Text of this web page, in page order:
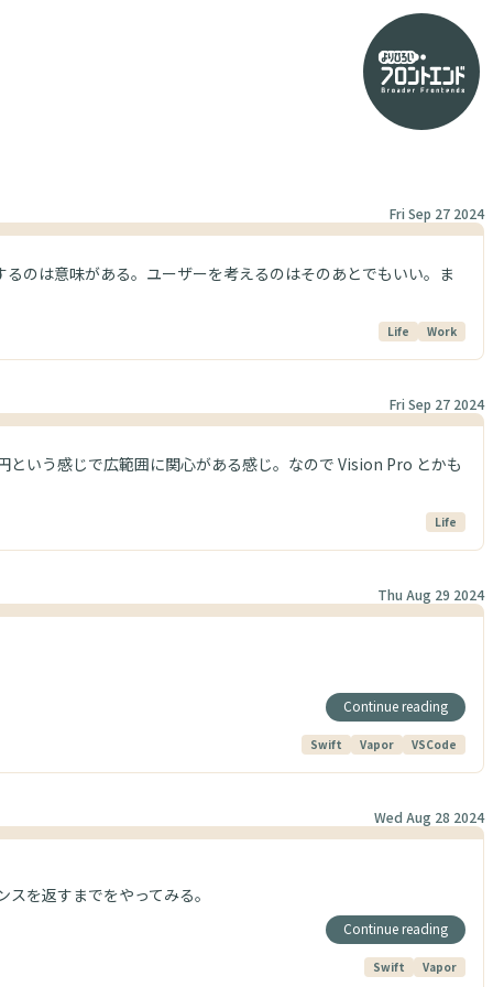
Fri Sep 27 2024
のは意味がある。ユーザーを考えるのはそのあとでもいい。ま
Life Work
Fri Sep 27 2024
いう感じで広範囲に関心がある感じ。なので Vision Pro とかも
Life
Thu Aug 29 2024
Continue reading
Swift Vapor VSCode
Wed Aug 28 2024
を返すまでをやってみる。
Continue reading
Swift Vapor